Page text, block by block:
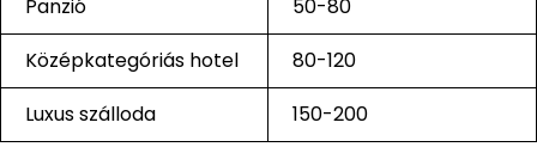
Panzió
50-80
Középkategóriás hotel
80-120
Luxus szálloda
150-200